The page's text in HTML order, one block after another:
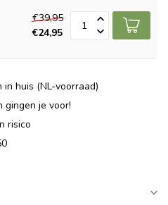
€39,95
€24,95
huis (NL-voorraad)
gingen je voor!
risico